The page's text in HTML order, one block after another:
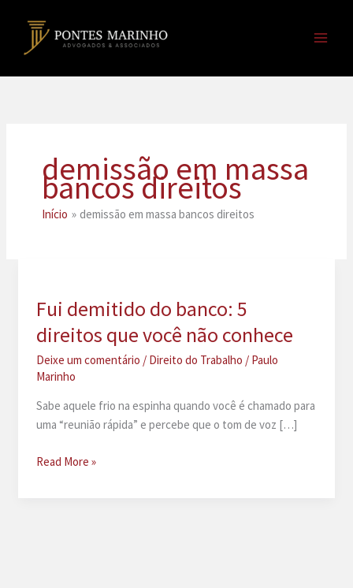
demissão em massa
bancos direitos
Início demissão em massa bancos direitos
Fui demitido do banco: 5
direitos que você não conhece
Deixe um comentário / Direito do Trabalho / Paulo
Marinho
Sabe aquele frio na espinha quando você é chamado para
uma “reunião rápida” e percebe que o tom de voz […]
Fui
Read More »